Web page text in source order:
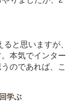
と思いますが、
本気でインター
のであれば、こ
学ぶ